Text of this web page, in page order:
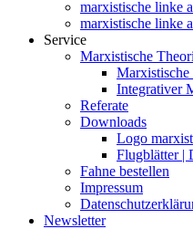
marxistische linke
marxistische linke
Service
Marxistische
Integrativer
Referate
Downloads
Logo
Flugblätter |
Fahne bestellen
Impressum
Newsletter